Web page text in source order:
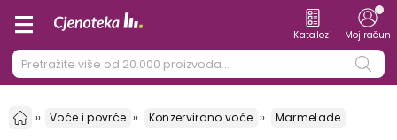
Katalozi Moj račun
Voće i povrće Konzervirano voće Marmelade